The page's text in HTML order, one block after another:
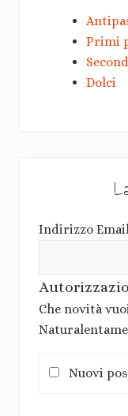
Primi
Dolci
Indirizzo
Che novità
Nuovi